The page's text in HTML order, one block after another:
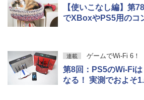
【使いこなし編】第
でXBoxやPS5用のコ
連載 ゲームでWi-Fi 6！
第8回：PS5のWi-Fiは
なる！ 実測でおよそ